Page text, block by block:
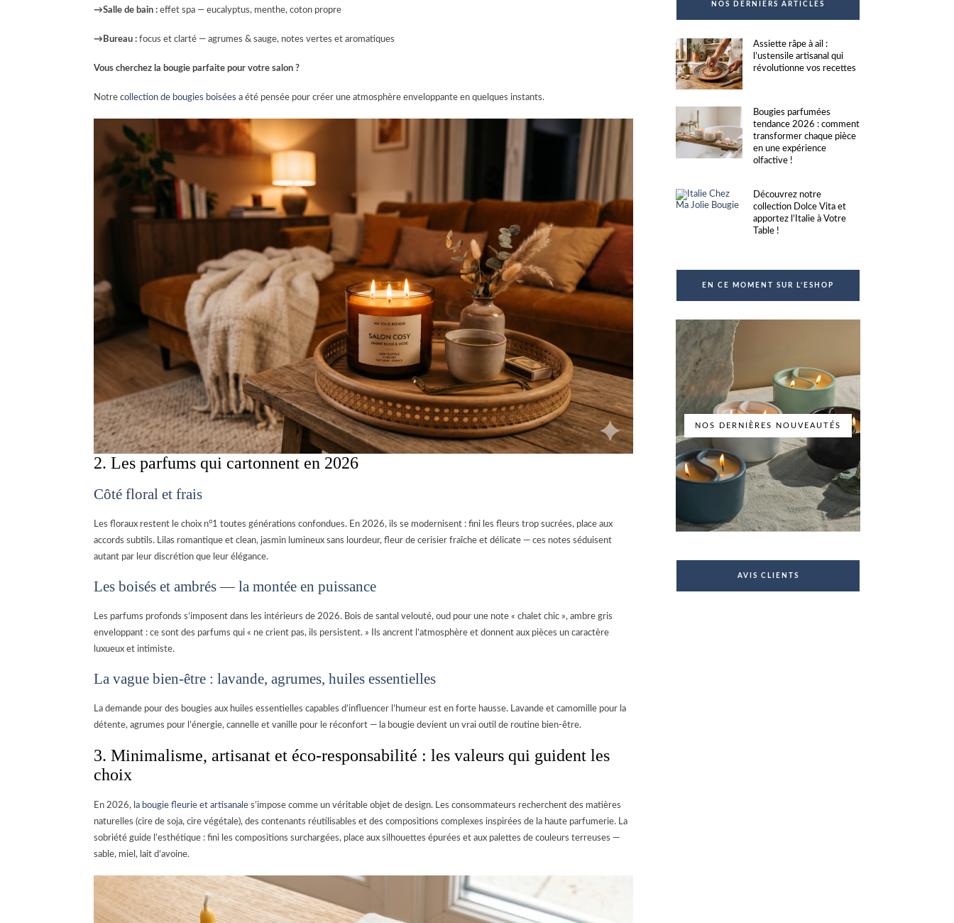
→Salle de bain : effet spa — eucalyptus, menthe, coton propre
→ Bureau : focus et clarté — agrumes & sauge, notes vertes et aromatiques
Vous cherchez la bougie parfaite pour votre salon ?
Notre collection de bougies boisées a été pensée pour créer une atmosphère enveloppante en quelques instants.
2. Les parfums qui cartonnent en 2026
Côté floral et frais
Les floraux restent le choix n°1 toutes générations confondues. En 2026, ils se modernisent : fini les fleurs trop sucrées, place aux
accords subtils. Lilas romantique et clean, jasmin lumineux sans lourdeur, fleur de cerisier fraîche et délicate — ces notes séduisent
autant par leur discrétion que leur élégance.
Les boisés et ambrés — la montée en puissance
Les parfums profonds s’imposent dans les intérieurs de 2026. Bois de santal velouté, oud pour une note « chalet chic », ambre gris
enveloppant : ce sont des parfums qui « ne crient pas, ils persistent. » Ils ancrent l’atmosphère et donnent aux pièces un caractère
luxueux et intimiste.
La vague bien-être : lavande, agrumes, huiles essentielles
La demande pour des bougies aux huiles essentielles capables d’influencer l’humeur est en forte hausse. Lavande et camomille pour la
détente, agrumes pour l’énergie, cannelle et vanille pour le réconfort — la bougie devient un vrai outil de routine bien-être.
3. Minimalisme, artisanat et éco-responsabilité : les valeurs qui guident les
choix
En 2026, la bougie fleurie et artisanale s’impose comme un véritable objet de design. Les consommateurs recherchent des matières
naturelles (cire de soja, cire végétale), des contenants réutilisables et des compositions complexes inspirées de la haute parfumerie. La
sobriété guide l’esthétique : fini les compositions surchargées, place aux silhouettes épurées et aux palettes de couleurs terreuses —
sable, miel, lait d’avoine.
NOS DERNIERS ARTICLES
Assiette râpe à ail :
l’ustensile artisanal qui
révolutionne vos recettes
Bougies parfumées
tendance 2026 : comment
transformer chaque pièce
en une expérience
olfactive !
Découvrez notre
collection Dolce Vita et
apportez l’Italie à Votre
Table !
EN CE MOMENT SUR L’ESHOP
NOS DERNIÈRES NOUVEAUTÉS
AVIS CLIENTS